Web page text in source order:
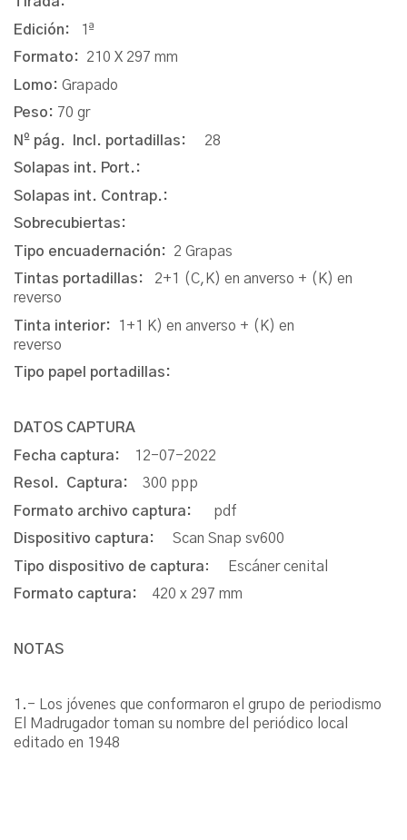
Edición:
1ª
Formato: 210 X 297 mm
Lomo: Grapado
Peso: 70 gr
Nº pág. Incl. portadillas: 28
Solapas int. Port.:
Solapas int. Contrap.:
Sobrecubiertas:
Tipo encuadernación: 2 Grapas
Tintas portadillas: 2+1 (C,K) en anverso + (K) en
reverso
Tinta interior:
1+1 K) en anverso + (K) en
reverso
Tipo papel portadillas:
DATOS CAPTURA
Fecha captura:
12-07-2022
Resol. Captura: 300 ppp
Formato archivo captura: pdf
Dispositivo captura: Scan Snap sv600
Tipo dispositivo de captura: Escáner cenital
Formato captura: 420 x 297 mm
NOTAS
1.- Los jóvenes que conformaron el grupo de periodismo
El Madrugador toman su nombre del periódico local
editado en 1948